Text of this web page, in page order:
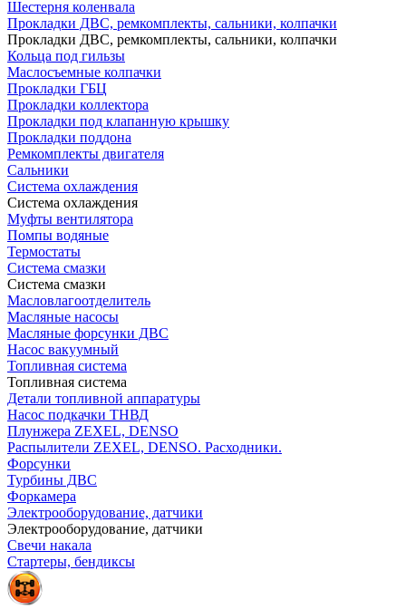
Шестерня коленвала
Прокладки ДВС, ремкомплекты, сальники, колпачки
Прокладки ДВС, ремкомплекты, сальники, колпачки
Кольца под гильзы
Маслосъемные колпачки
Прокладки ГБЦ
Прокладки коллектора
Прокладки под клапанную крышку
Прокладки поддона
Ремкомплекты двигателя
Сальники
Система охлаждения
Система охлаждения
Муфты вентилятора
Помпы водяные
Термостаты
Система смазки
Система смазки
Масловлагоотделитель
Масляные насосы
Масляные форсунки ДВС
Насос вакуумный
Топливная система
Топливная система
Детали топливной аппаратуры
Насос подкачки ТНВД
Плунжера ZEXEL, DENSO
Распылители ZEXEL, DENSO. Расходники.
Форсунки
Турбины ДВС
Форкамера
Электрооборудование, датчики
Электрооборудование, датчики
Свечи накала
Стартеры, бендиксы